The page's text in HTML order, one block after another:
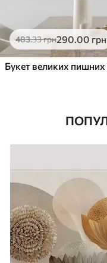
483.33грн290.00 грн